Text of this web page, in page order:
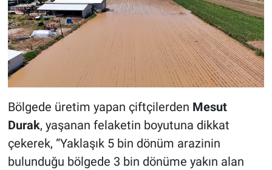
Bölgede üretim yapan çiftçilerden Mesut
Durak, yaşanan felaketin boyutuna dikkat
çekerek, “Yaklaşık 5 bin dönüm arazinin
bulunduğu bölgede 3 bin dönüme yakın alan